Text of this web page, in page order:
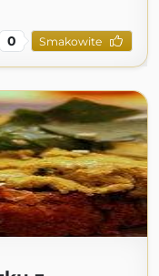
0 Smakowite